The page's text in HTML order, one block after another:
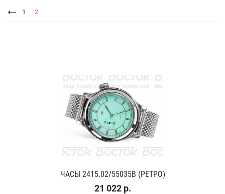
1 2
ЧАСЫ 2415.02/55035В (РЕТРО)
21 022 р.